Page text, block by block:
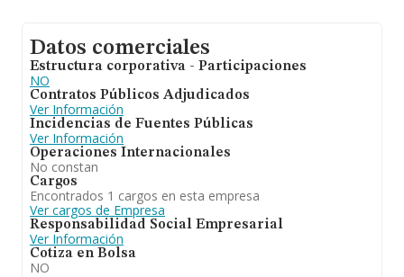
Datos comerciales
Estructura corporativa - Participaciones
NO
Contratos Públicos Adjudicados
Ver Información
Incidencias de Fuentes Públicas
Ver Información
Operaciones Internacionales
No constan
Cargos
Encontrados 1 cargos en esta empresa
Ver cargos de Empresa
Responsabilidad Social Empresarial
Ver Información
Cotiza en Bolsa
NO